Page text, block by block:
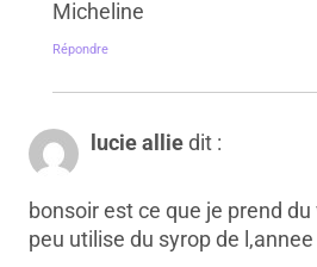
Micheline
Répondre
lucie alliedit :
bonsoir est ce que je prend
peu utilise du syrop de l,annee